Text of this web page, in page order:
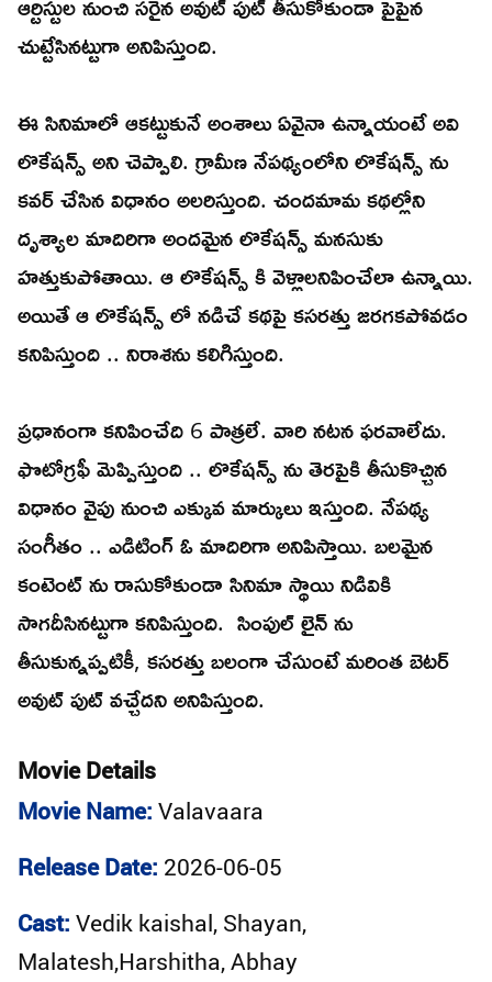
చుట్టేసినట్టుగా అనిపిస్తుంది.
ఈ సినిమాలో ఆకట్టుకునే అంశాలు ఏవైనా ఉన్నాయంటే అవి
లొకేషన్స్ అని చెప్పాలి. గ్రామీణ నేపథ్యంలోని లొకేషన్స్ ను
కవర్ చేసిన విధానం అలరిస్తుంది. చందమామ కథల్లోని
దృశ్యాల మాదిరిగా అందమైన లొకేషన్స్ మనసుకు
హత్తుకుపోతాయి. ఆ లొకేషన్స్ కి వెళ్లాలనిపించేలా ఉన్నాయి.
అయితే ఆ లొకేషన్స్ లో నడిచే కథపై కసరత్తు జరగకపోవడం
కనిపిస్తుంది .. నిరాశను కలిగిస్తుంది.
ప్రధానంగా కనిపించేది 6 పాత్రలే. వారి నటన ఫరవాలేదు.
ఫొటోగ్రఫీ మెప్పిస్తుంది .. లొకేషన్స్ ను తెరపైకి తీసుకొచ్చిన
విధానం వైపు నుంచి ఎక్కువ మార్కులు ఇస్తుంది. నేపథ్య
సంగీతం .. ఎడిటింగ్ ఓ మాదిరిగా అనిపిస్తాయి. బలమైన
కంటెంట్ ను రాసుకోకుండా సినిమా స్థాయి నిడివికి
సాగదీసినట్టుగా కనిపిస్తుంది. సింపుల్ లైన్ ను
తీసుకున్నప్పటికీ, కసరత్తు బలంగా చేసుంటే మరింత బెటర్
అవుట్ పుట్ వచ్చేదని అనిపిస్తుంది.
Movie Details
Movie Name: Valavaara
Release Date: 2026-06-05
Cast: Vedik kaishal, Shayan,
Malatesh,Harshitha, Abhay